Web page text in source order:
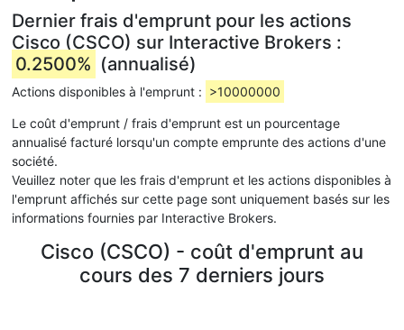
Dernier frais d'emprunt pour les actions
Cisco (CSCO) sur Interactive Brokers :
0.2500% (annualisé)
Actions disponibles à l'emprunt : >10000000
Le coût d'emprunt / frais d'emprunt est un pourcentage
annualisé facturé lorsqu'un compte emprunte des actions d'une
société.
Veuillez noter que les frais d'emprunt et les actions disponibles à
l'emprunt affichés sur cette page sont uniquement basés sur les
informations fournies par Interactive Brokers.
Cisco (CSCO) - coût d'emprunt au
cours des 7 derniers jours